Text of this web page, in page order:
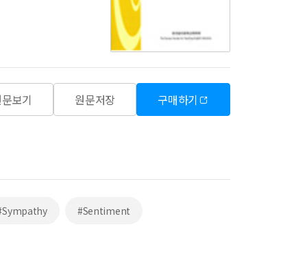
보기 원문저장 구매하기
#Sentiment